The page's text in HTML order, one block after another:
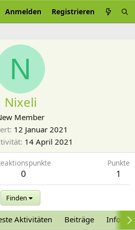
Anmelden Registrieren
N
Nixeli
Member
12 Januar 2021
14 April 2021
0
Punkte
1
Finden
Aktivitäten Beiträge